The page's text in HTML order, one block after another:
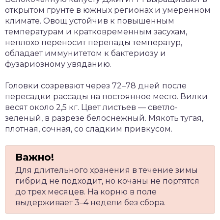
открытом грунте в южных регионах и умеренном
климате. Овощ устойчив к повышенным
температурам и кратковременным засухам,
неплохо переносит перепады температур,
обладает иммунитетом к бактериозу и
фузариозному увяданию.
Головки созревают через 72–78 дней после
пересадки рассады на постоянное место. Вилки
весят около 2,5 кг. Цвет листьев — светло-
зеленый, в разрезе белоснежный. Мякоть тугая,
плотная, сочная, со сладким привкусом.
Для длительного хранения в течение зимы
гибрид не подходит, но кочаны не портятся
до трех месяцев. На корню в поле
выдерживает 3–4 недели без сбора.